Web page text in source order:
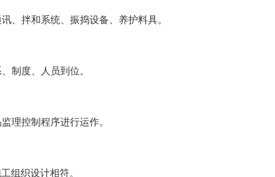
、拌和系统、振捣设备、养护料具。
制度、人员到位。
理控制程序进行运作。
组织设计相符。